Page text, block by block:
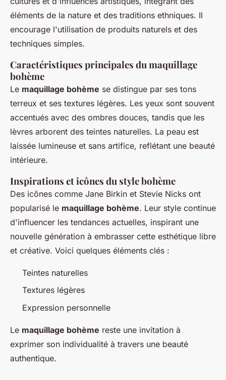
éléments de la nature et des traditions ethniques. Il
encourage l'utilisation de produits naturels et des
techniques simples.
Caractéristiques principales du maquillage
bohème
Le maquillage bohème se distingue par ses tons
terreux et ses textures légères. Les yeux sont souvent
accentués avec des ombres douces, tandis que les
lèvres arborent des teintes naturelles. La peau est
laissée lumineuse et sans artifice, reflétant une beauté
intérieure.
Inspirations et icônes du style bohème
Des icônes comme Jane Birkin et Stevie Nicks ont
popularisé le maquillage bohème. Leur style continue
d'influencer les tendances actuelles, inspirant une
nouvelle génération à embrasser cette esthétique libre
et créative. Voici quelques éléments clés :
Teintes naturelles
Textures légères
Expression personnelle
Le maquillage bohème reste une invitation à
exprimer son individualité à travers une beauté
authentique.